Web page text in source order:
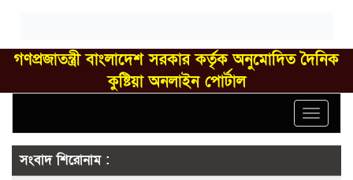
গণপ্রজাতন্ত্রী বাংলাদেশ সরকার কর্তৃক অনুমোদিত দৈনিক
কুষ্টিয়া অনলাইন পোর্টাল
Toggle
সংবাদ শিরোনাম :